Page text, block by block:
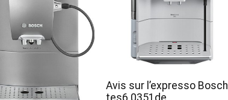
Avis sur l’expresso Bosch
tes6 0351de